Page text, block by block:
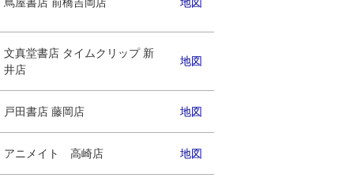
文真堂書店 タイムクリップ 新
井店
地図
戸田書店 藤岡店 地図
アニメイト 高崎店 地図